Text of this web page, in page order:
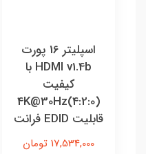
اسپلیتر 16 پورت
HDMI v1.4b با
کیفیت
4K@30Hz(4:2:0)
قابلیت EDID فرانت
17,534,000 تومان